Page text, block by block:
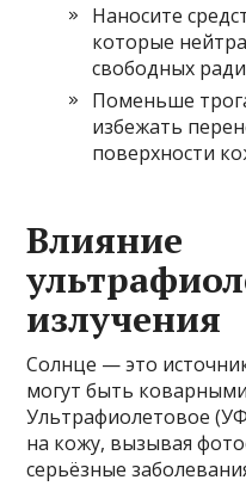
Наносите
которые
свободных
Поменьше
избежать
поверхности
Влияние
излучения
Солнце — это
могут быть
Ультрафиолетовое
на кожу, вызывая
серьёзные